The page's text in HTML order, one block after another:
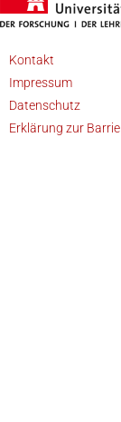
Kontakt
Impressum
Datenschutz
Erklärung zur